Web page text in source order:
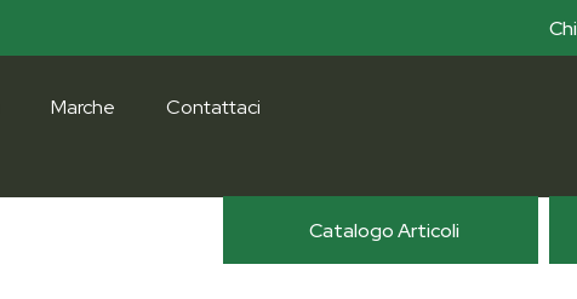
Marche Contattaci
Catalogo Articoli